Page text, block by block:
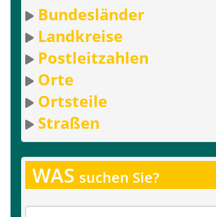
Bundesländer
Landkreise
Postleitzahlen
Orte
Ortsteile
Straßen
WAS suchen Sie?